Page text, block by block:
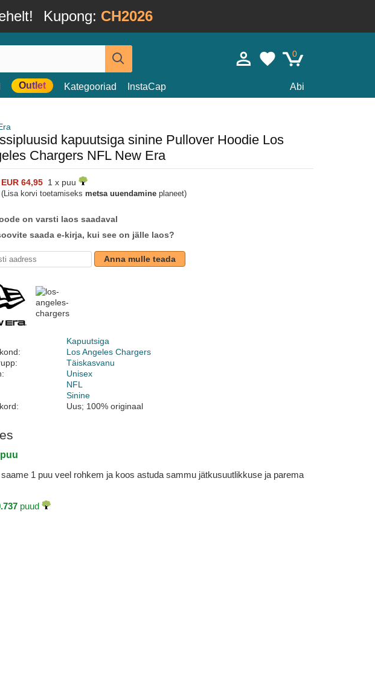
Kupong: CH2026
0
Outlet Kategooriad InstaCap Abi
kapuutsiga sinine Pullover Hoodie Los
Chargers NFL New Era
EUR 64,95 1 x puu
(Lisa korvi toetamiseks metsa uuendamine planeet)
on varsti laos saadaval
saada e-kirja, kui see on jälle laos?
Anna mulle teada
Kapuutsiga
Los Angeles Chargers
Täiskasvanu
Unisex
NFL
Sinine
Uus; 100% originaal
1 puu veel rohkem ja koos astuda sammu jätkusuutlikkuse ja parema
puud